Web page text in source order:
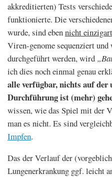
akkreditierten) Tests
funktionierte. Die
wurde, sind ebennicht
Viren-genome sequenziert
durchgeführt werden, wird
ich dies noch einmal genau
alle verfügbar, nichts auf der
Durchführung ist (mehr)
wissen, wie das Spiel mit der
man es nicht. Es sind
Impfen.
Das der Verlauf der
Lungenerkrankung ggf. leicht